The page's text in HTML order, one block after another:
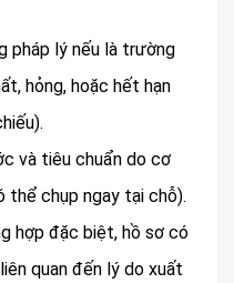
pháp lý nếu là trường
hỏng, hoặc hết hạn
và tiêu chuẩn do cơ
thể chụp ngay tại chỗ).
hợp đặc biệt, hồ sơ có
quan đến lý do xuất